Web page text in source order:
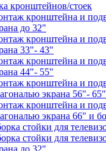
кронштейнов/стоек
кронштейна и
до 32"
кронштейна и
33"- 43"
кронштейна и
44"- 55"
кронштейна и
экрана 56"- 65"
кронштейна и
экрана 66" и
стойки для
стойки для
до 32"